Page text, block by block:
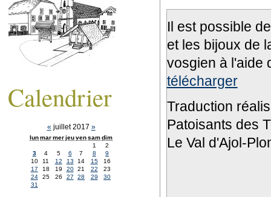
Il est possible
et les bijoux de
vosgien à l'aide
télécharger
Traduction
Patoisants des
Le Val d'Ajol-
Calendrier
« juillet 2017 »
lunmarmerjeuvensamdim
1
2
3
4 5 6 7 8
9
10
11 12 13 14 15
16
17
18 19 20 21 22
23
24
25 26 27 28 29
30
31